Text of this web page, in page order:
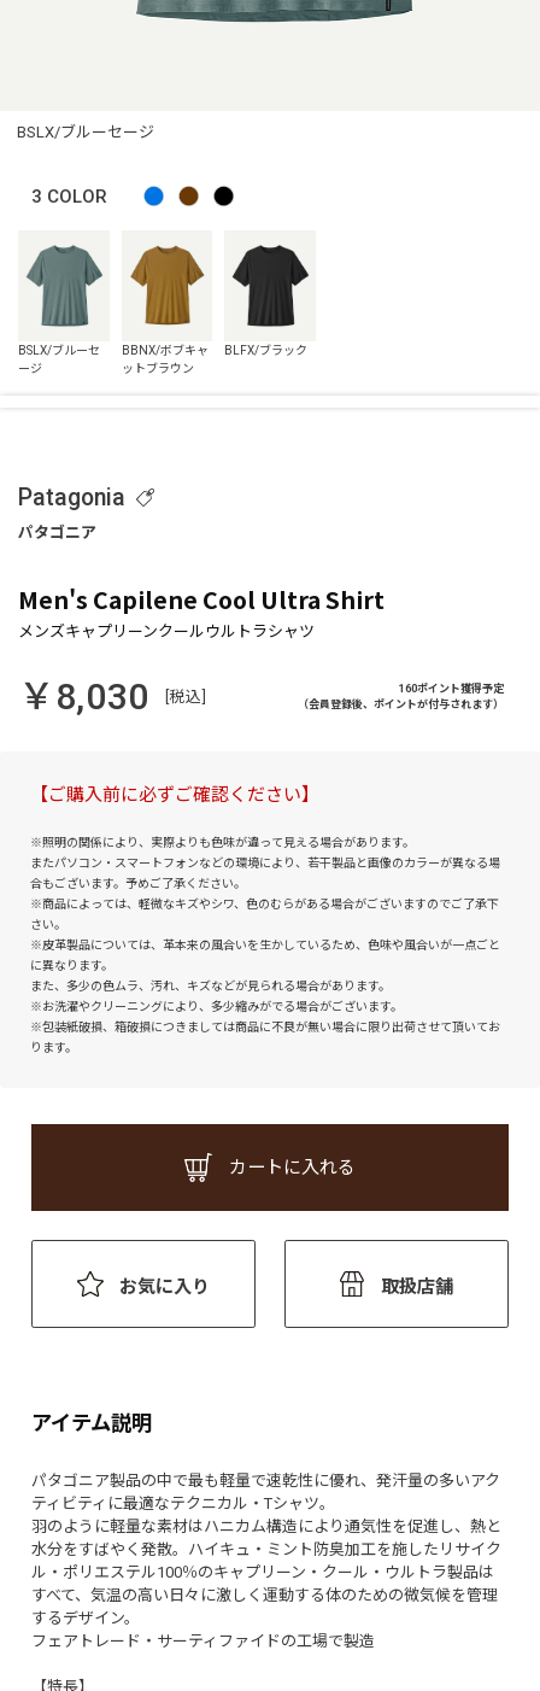
BSLX/ブルーセージ
3 COLOR
Patagonia
Men's Capilene Cool Ultra Shirt
￥8,030 [税込]
160ポイント獲得予定
（会員登録後、ポイントが付与されます）
【ご購入前に必ずご確認ください】
※照明の関係により、実際よりも色味が違って見える場合があります。
またパソコン・スマートフォンなどの環境により、若干製品と画像のカラーが異なる場
合もございます。予めご了承ください。
※商品によっては、軽微なキズやシワ、色のむらがある場合がございますのでご了承下
さい。
※皮革製品については、革本来の風合いを生かしているため、色味や風合いが一点ごと
に異なります。
また、多少の色ムラ、汚れ、キズなどが見られる場合があります。
※お洗濯やクリーニングにより、多少縮みがでる場合がございます。
※包装紙破損、箱破損につきましては商品に不良が無い場合に限り出荷させて頂いてお
ります。
カートに入れる
お気に入り 取扱店舗
アイテム説明
パタゴニア製品の中で最も軽量で速乾性に優れ、発汗量の多いアク
ティビティに最適なテクニカル・Tシャツ。
羽のように軽量な素材はハニカム構造により通気性を促進し、熱と
水分をすばやく発散。ハイキュ・ミント防臭加工を施したリサイク
ル・ポリエステル100％のキャプリーン・クール・ウルトラ製品は
すべて、気温の高い日々に激しく運動する体のための微気候を管理
するデザイン。
フェアトレード・サーティファイドの工場で製造
【特長】